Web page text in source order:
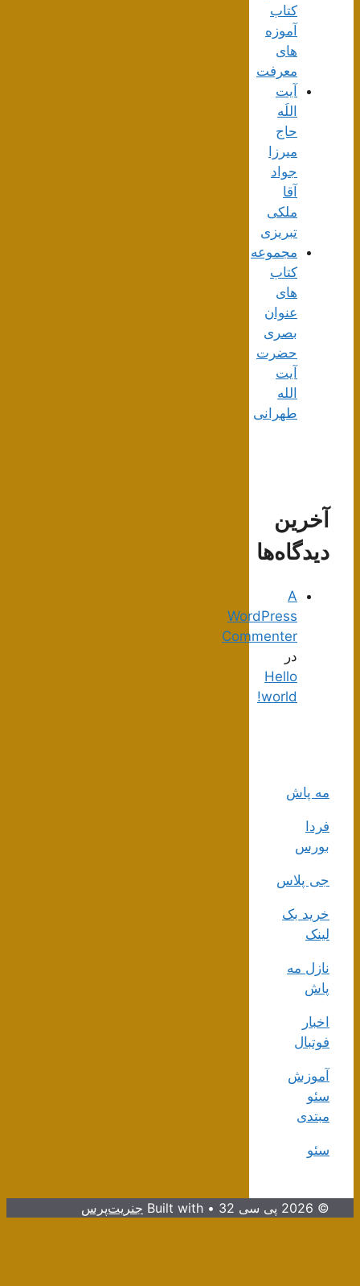
کتاب
آموزه
های
معرفت
آیت
اللَه
حاج
میرزا
جواد
آقا
ملکی
تبریزی
مجموعه
کتاب
های
عنوان
بصری
حضرت
آیت
الله
طهرانی
آخرین
دیدگاه‌ها
A
WordPress
Commenter
در
Hello
world!
مه پاش
فردا
بورس
جی پلاس
خرید بک
لینک
نازل مه
پاش
اخبار
فوتبال
آموزش
سئو
مبتدی
سئو
© 2026 پی سی 32 • Built with جنریت‌پرس